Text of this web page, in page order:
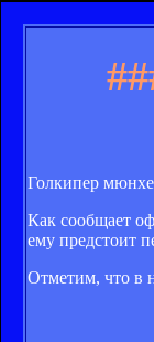
Голкипер
Как сообщает
ему предстоит
Отметим, что в